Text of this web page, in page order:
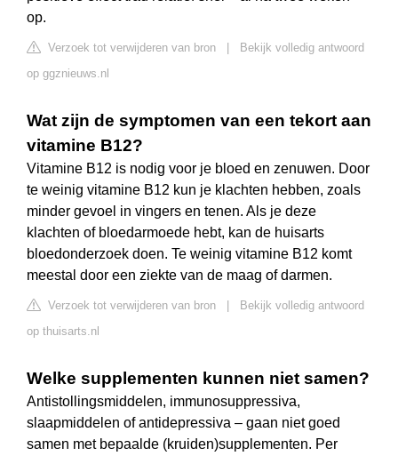
op.
Verzoek tot verwijderen van bron
Bekijk volledig antwoord
op ggznieuws.nl
Wat zijn de symptomen van een tekort aan
vitamine B12?
Vitamine B12 is nodig voor je bloed en zenuwen. Door
te weinig vitamine B12 kun je klachten hebben, zoals
minder gevoel in vingers en tenen. Als je deze
klachten of bloedarmoede hebt, kan de huisarts
bloedonderzoek doen. Te weinig vitamine B12 komt
meestal door een ziekte van de maag of darmen.
Verzoek tot verwijderen van bron
Bekijk volledig antwoord
op thuisarts.nl
Welke supplementen kunnen niet samen?
Antistollingsmiddelen, immunosuppressiva,
slaapmiddelen of antidepressiva – gaan niet goed
samen met bepaalde (kruiden)supplementen. Per